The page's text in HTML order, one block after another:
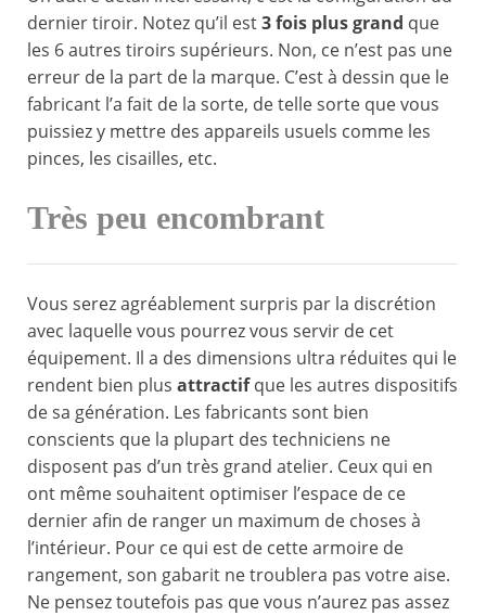
dernier tiroir. Notez qu’il est3 fois plus grand que
les 6 autres tiroirs supérieurs. Non, ce n’est pas une
erreur de la part de la marque. C’est à dessin que le
fabricant l’a fait de la sorte, de telle sorte que vous
puissiez y mettre des appareils usuels comme les
pinces, les cisailles, etc.
Très peu encombrant
Vous serez agréablement surpris par la discrétion
avec laquelle vous pourrez vous servir de cet
équipement. Il a des dimensions ultra réduites qui le
rendent bien plus attractifque les autres dispositifs
de sa génération. Les fabricants sont bien
conscients que la plupart des techniciens ne
disposent pas d’un très grand atelier. Ceux qui en
ont même souhaitent optimiser l’espace de ce
dernier afin de ranger un maximum de choses à
l’intérieur. Pour ce qui est de cette armoire de
rangement, son gabarit ne troublera pas votre aise.
Ne pensez toutefois pas que vous n’aurez pas assez